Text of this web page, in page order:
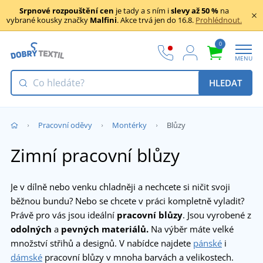
Srpnové rozpouštění cen je tady a s ním islevy až 50 % na
vybrané kousky značky Malfini. Akce trvá jen do 16.8. Prohlédnout.
0
MENU
HLEDAT
Pracovní oděvy Montérky Blůzy
Zimní pracovní blůzy
Je v dílně nebo venku chladněji a nechcete si ničit svoji
běžnou bundu? Nebo se chcete v práci kompletně vyladit?
Právě pro vás jsou ideální pracovní blůzy. Jsou vyrobené z
odolných a pevných materiálů. Na výběr máte velké
množství střihů a designů. V nabídce najdete pánské i
dámské pracovní blůzy v mnoha barvách a velikostech.